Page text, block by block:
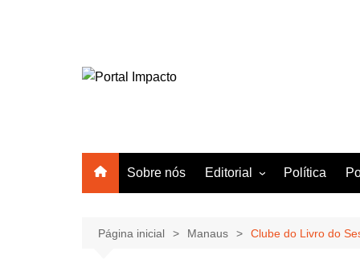
Sobre nós Editorial
Manaus
Política
Página inicial Manaus Clube do Livro do